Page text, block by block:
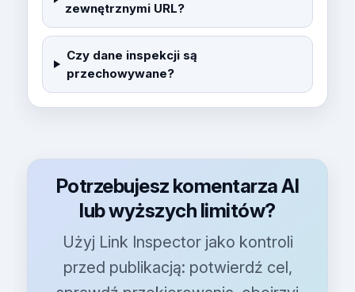
zewnętrznymi URL?
Czy dane inspekcji są
przechowywane?
Potrzebujesz komentarza AI
lub wyższych limitów?
Użyj Link Inspector jako kontroli
przed publikacją: potwierdź cel,